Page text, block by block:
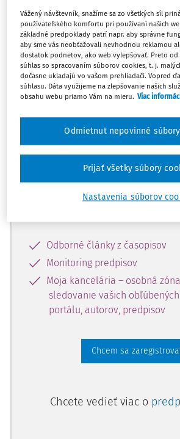
Ups, zatiaľ ste si
začiatok...
Celý odborný obsah z
dostupný predplatiteľom
Odomknite si prístup k
obsahu a získajte prístup
zdarma, stačí sa len
Vďaka registrácii získate
Odborné články z časopisov
Monitoring predpisov
Moja kancelária – osobná
sledovanie vašich
portálu, autorov, predpisov
Chcem sa
Chcete vedieť viac o
Vážený návštevník, snažíme sa zo všetkých síl
používateľského komfortu pri používaní našich
základné predpoklady patrí napr. aby správne
aby sme vás neobťažovali nevhodnou reklamou
dostatok podnetov, ako web vylepšovať. Preto od
súhlas so spracovaním súborov cookies, t. j.
dočasne ukladajú vo vašom prehliadači. Vopred
súhlasu. Dáta využijeme na zlepšovanie našich
obsahu webu priamo Vám na mieru. Viac
Nastavenia súborov
Odmietnut nepovinné
Prijať všetky súbory